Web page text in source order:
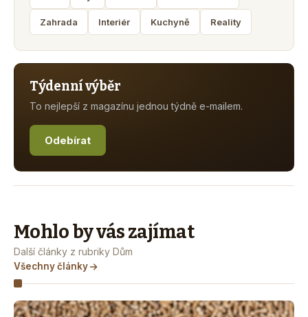
Zahrada Interiér Kuchyně Reality
Týdenní výběr
To nejlepší z magazínu jednou týdně e-mailem.
Odebírat
Mohlo by vás zajímat
Další články z rubriky Dům
Všechny články